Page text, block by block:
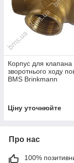
Корпус для клапана
зворотнього ходу
BMS Brinkmann
Ціну уточнюйте
Про нас
100%